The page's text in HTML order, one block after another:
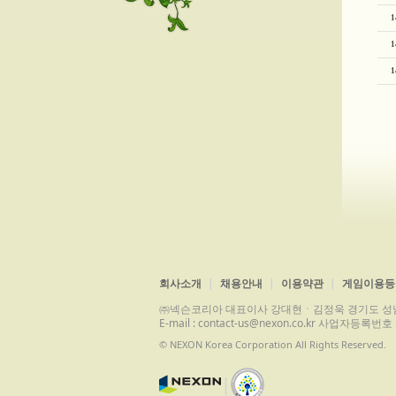
회사소개 채용안내 이용약관
게임이용
㈜넥슨코리아 대표이사 강대현ㆍ김정욱 경기도
E-mail : contact-us@nexon.co.kr 사업자등록번
© NEXON Korea Corporation All Rights Reserved.
|